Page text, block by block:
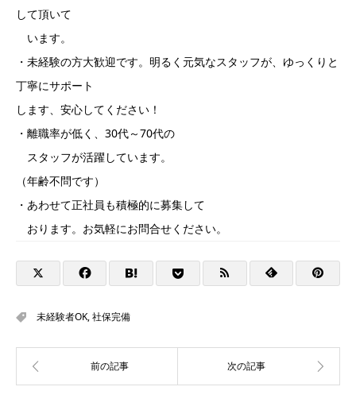
して頂いて
います。
・未経験の方大歓迎です。明るく元気なスタッフが、ゆっくりと
丁寧にサポート
します、安心してください！
・離職率が低く、30代～70代の
スタッフが活躍しています。
（年齢不問です）
・あわせて正社員も積極的に募集して
おります。お気軽にお問合せください。
未経験者OK,社保完備